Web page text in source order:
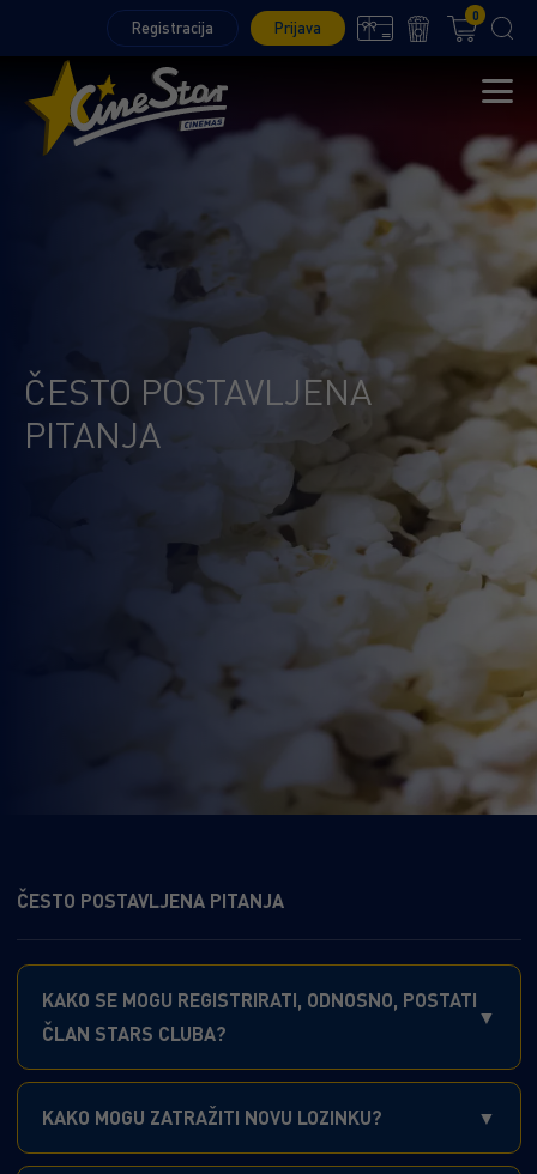
Registracija Prijava
0
ČESTO POSTAVLJENA
PITANJA
ČESTO POSTAVLJENA PITANJA
KAKO SE MOGU REGISTRIRATI, ODNOSNO, POSTATI
ČLAN STARS CLUBA?
KAKO MOGU ZATRAŽITI NOVU LOZINKU?